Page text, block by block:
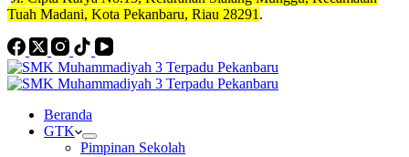
Tuah Madani, Kota Pekanbaru, Riau 28291 .
Beranda
GTK
Pimpinan Sekolah